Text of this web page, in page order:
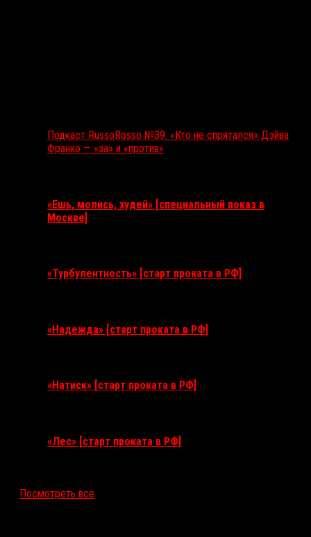
Подкаст RussoRosso №39: «Кто не спрятался» Дэйва
Франко — «за» и «против»
«Ешь, молись, худей» [специальный показ в
Москве]
«Турбулентность» [старт проката в РФ]
«Надежда» [старт проката в РФ]
«Натиск» [старт проката в РФ]
«Лес» [старт проката в РФ]
Посмотреть все